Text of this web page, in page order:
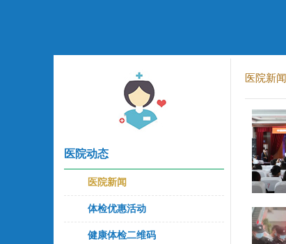
医院动态
医院新闻
体检优惠活动
健康体检二维码
医院新闻